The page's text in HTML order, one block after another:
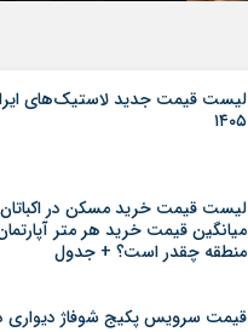
لیست قیمت جدید لاستیک‌های
۱۴۰۵
میانگین قیمت خرید هر متر
منطقه چقدر است؟ + جدول
قیمت سرویس پکیج شوفاژ دیواری در